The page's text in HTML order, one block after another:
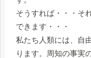
そうすれば・・・そ
できます・・・
私たち人類には、自
ります。周知の事実